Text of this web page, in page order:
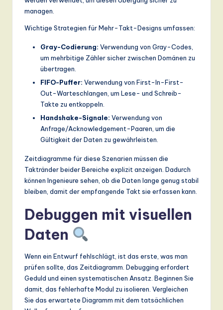
managen.
Wichtige Strategien für Mehr-Takt-Designs umfassen:
Gray-Codierung: Verwendung von Gray-Codes,
um mehrbitige Zähler sicher zwischen Domänen zu
übertragen.
FIFO-Puffer: Verwendung von First-In-First-
Out-Warteschlangen, um Lese- und Schreib-
Takte zu entkoppeln.
Handshake-Signale: Verwendung von
Anfrage/Acknowledgement-Paaren, um die
Gültigkeit der Daten zu gewährleisten.
Zeitdiagramme für diese Szenarien müssen die
Taktränder beider Bereiche explizit anzeigen. Dadurch
können Ingenieure sehen, ob die Daten lange genug stabil
bleiben, damit der empfangende Takt sie erfassen kann.
Debuggen mit visuellen
Daten
Wenn ein Entwurf fehlschlägt, ist das erste, was man
prüfen sollte, das Zeitdiagramm. Debugging erfordert
Geduld und einen systematischen Ansatz. Beginnen Sie
damit, das fehlerhafte Modul zu isolieren. Vergleichen
Sie das erwartete Diagramm mit dem tatsächlichen